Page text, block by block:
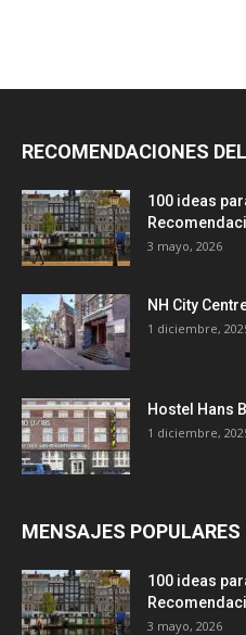
RECOMENDACIONES
100 ideas
3 mayo, 2026
NH City
1 diciembre,
Hostel Hans
1 diciembre,
MENSAJES POPULARES
100 ideas
3 mayo, 2026